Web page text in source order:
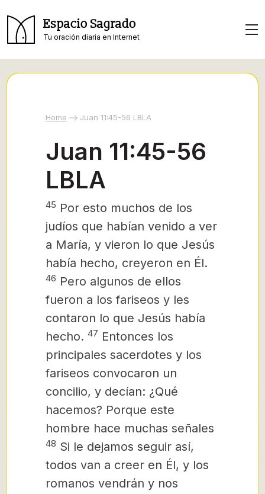
Espacio Sagrado
Tu oración diaria en Internet
Home Juan 11:45-56 LBLA
Juan 11:45-56
LBLA
45 Por esto muchos de los
judíos que habían venido a ver
a María, y vieron lo que Jesús
había hecho, creyeron en Él.
46 Pero algunos de ellos
fueron a los fariseos y les
contaron lo que Jesús había
hecho. 47 Entonces los
principales sacerdotes y los
fariseos convocaron un
concilio, y decían: ¿Qué
hacemos? Porque este
hombre hace muchas señales
48 Si le dejamos seguir así,
todos van a creer en Él, y los
romanos vendrán y nos